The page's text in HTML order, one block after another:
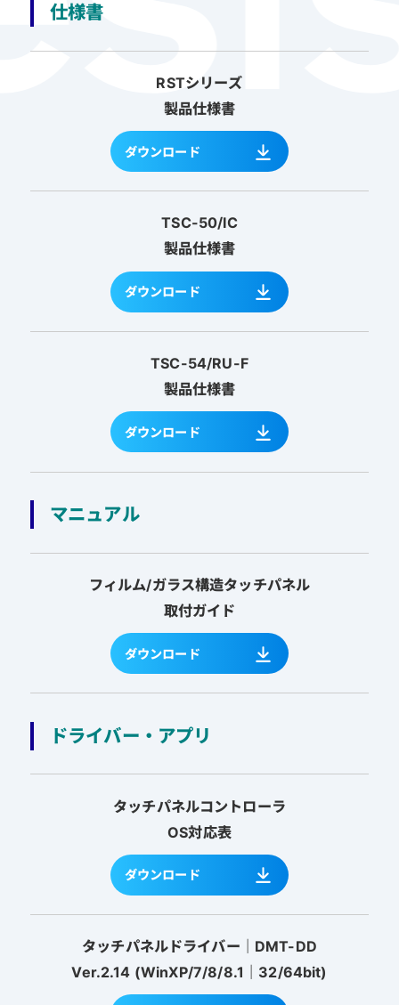
仕様書
RSTシリーズ
製品仕様書
ダウンロード
TSC-50/IC
製品仕様書
ダウンロード
TSC-54/RU-F
製品仕様書
ダウンロード
マニュアル
フィルム/ガラス構造タッチパネル
取付ガイド
ダウンロード
ドライバー・アプリ
タッチパネルコントローラ
OS対応表
ダウンロード
タッチパネルドライバー｜DMT-DD
Ver.2.14 (WinXP/7/8/8.1｜32/64bit)